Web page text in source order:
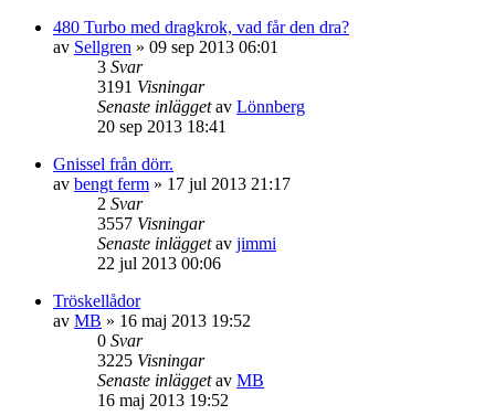
480 Turbo med dragkrok, vad får den dra?
av Sellgren » 09 sep 2013 06:01
3 Svar
3191 Visningar
Senaste inläggetav Lönnberg
20 sep 2013 18:41
Gnissel från dörr.
av bengt ferm » 17 jul 2013 21:17
2 Svar
3557 Visningar
Senaste inläggetav jimmi
22 jul 2013 00:06
Tröskellådor
av MB » 16 maj 2013 19:52
0 Svar
3225 Visningar
Senaste inläggetav MB
16 maj 2013 19:52